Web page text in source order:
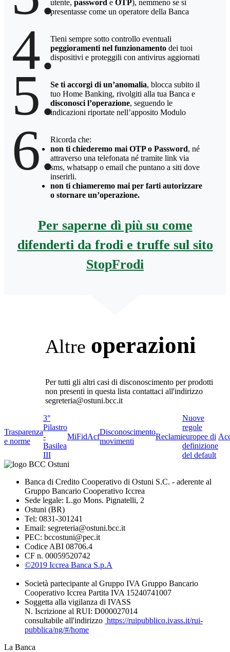
utente, password e OTP), nemmeno se si
presentasse come un operatore della Banca
4.Tieni sempre sotto controllo eventuali
peggioramenti nel funzionamento dei tuoi
dispositivi e proteggili con antivirus aggiornati
5.Se ti accorgi di un’anomalia, blocca subito il
tuo Home Banking, rivolgiti alla tua Banca e
disconosci l’operazione, seguendo le
indicazioni riportate nell’apposito Modulo
6.Ricorda che:
non ti chiederemo mai OTP o Password, né
attraverso una telefonata né tramite link via
sms, whatsapp o email che puntano a siti dove
inserirli.
non ti chiameremo mai per farti autorizzare
o stornare un’operazione.
Per saperne dì più su come
difenderti da frodi e truffe sul sito
StopFrodi
Altre operazioni
Per tutti gli altri casi di disconoscimento per prodotti
non presenti in questa lista contattaci all'indirizzo
segreteria@ostuni.bcc.it
Trasparenza
e norme
3°
Pilastro
-
Basilea
III
MiFidAcf
Disconoscimento
movimenti
Reclami
Nuove
regole
europee di
definizione
del default
Banca di Credito Cooperativo di Ostuni S.C. - aderente al
Gruppo Bancario Cooperativo Iccrea
Sede legale: L.go Mons. Pignatelli, 2
Ostuni (BR)
Tel: 0831-301241
Email: segreteria@ostuni.bcc.it
PEC: bccostuni@pec.it
Codice ABI 08706.4
CF n. 00059520742
©2019 Iccrea Banca S.p.A
Società partecipante al Gruppo IVA Gruppo Bancario
Cooperativo Iccrea Partita IVA 15240741007
Soggetta alla vigilanza di IVASS
N. Iscrizione al RUI: D000027014
consultabile all'indirizzo https://ruipubblico.ivass.it/rui-
pubblica/ng/#/home
La Banca